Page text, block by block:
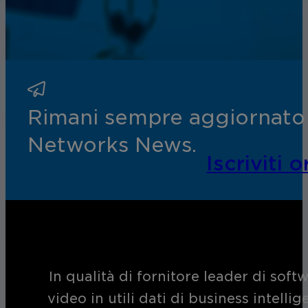
Rimani sempre
Networks News.
Iscriviti
In qualità di fornitore leader di
video in utili dati di business